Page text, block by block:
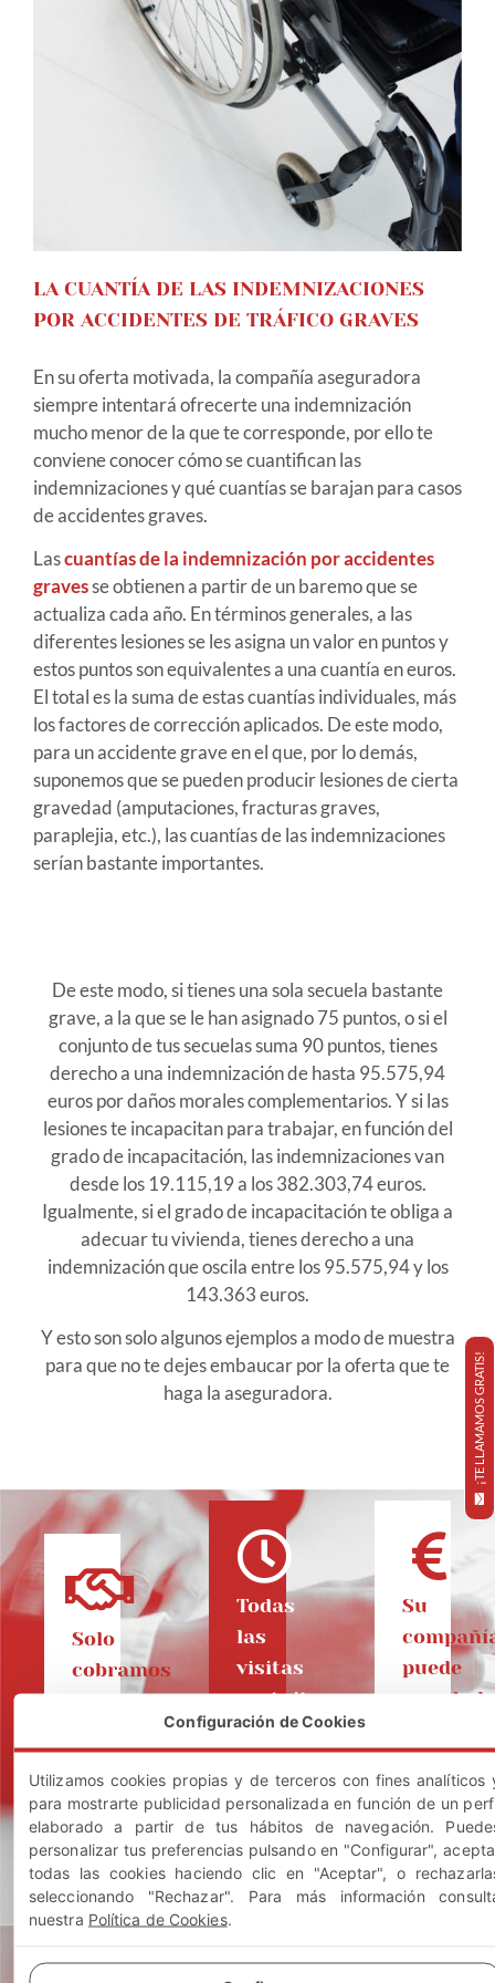
LA CUANTÍA DE LAS INDEMNIZACIONES
POR ACCIDENTES DE TRÁFICO GRAVES
En su oferta motivada, la compañía aseguradora
siempre intentará ofrecerte una indemnización
mucho menor de la que te corresponde, por ello te
conviene conocer cómo se cuantifican las
indemnizaciones y qué cuantías se barajan para casos
de accidentes graves.
Lascuantías de la indemnización por accidentes
gravesse obtienen a partir de un baremo que se
actualiza cada año. En términos generales, a las
diferentes lesiones se les asigna un valor en puntos y
estos puntos son equivalentes a una cuantía en euros.
El total es la suma de estas cuantías individuales, más
los factores de corrección aplicados. De este modo,
para un accidente grave en el que, por lo demás,
suponemos que se pueden producir lesiones de cierta
gravedad (amputaciones, fracturas graves,
paraplejia, etc.), las cuantías de las indemnizaciones
serían bastante importantes.
De este modo, si tienes una sola secuela bastante
grave, a la que se le han asignado 75 puntos, o si el
conjunto de tus secuelas suma 90 puntos, tienes
derecho a una indemnización de hasta 95.575,94
euros por daños morales complementarios. Y si las
lesiones te incapacitan para trabajar, en función del
grado de incapacitación, las indemnizaciones van
desde los 19.115,19 a los 382.303,74 euros.
Igualmente, si el grado de incapacitación te obliga a
adecuar tu vivienda, tienes derecho a una
indemnización que oscila entre los 95.575,94 y los
143.363 euros.
Y esto son solo algunos ejemplos a modo de muestra
para que no te dejes embaucar por la oferta que te
haga la aseguradora.
Solo
cobramos
cobra:
Vd.
no
tendrá
que
nunca
Todas
las
visitas
gratuitas:
Consultas
sin
compromiso.
Expónganos
su
caso
y
Su
puede
de
su
póliza
seguros
¡TE LLAMAMOS GRATIS!
Configuración de Cookies
Utilizamos cookies propias y de terceros con fines analíticos
para mostrarte publicidad personalizada en función de un
elaborado a partir de tus hábitos de navegación.
personalizar tus preferencias pulsando en "Configurar",
todas las cookies haciendo clic en "Aceptar", o
seleccionando "Rechazar". Para más información
nuestra Política de Cookies.